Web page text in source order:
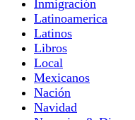
Inmigración
Latinoamerica
Latinos
Libros
Local
Mexicanos
Nación
Navidad